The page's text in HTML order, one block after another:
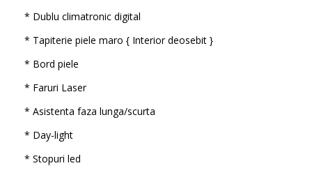
* Dublu climatronic digital
* Tapiterie piele maro { Interior deosebit }
* Bord piele
* Faruri Laser
* Asistenta faza lunga/scurta
* Day-light
* Stopuri led